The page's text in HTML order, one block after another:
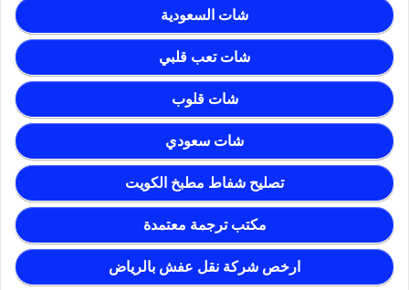
شات السعودية
شات تعب قلبي
شات قلوب
شات سعودي
تصليح شفاط مطبخ الكويت
مكتب ترجمة معتمدة
ارخص شركة نقل عفش بالرياض